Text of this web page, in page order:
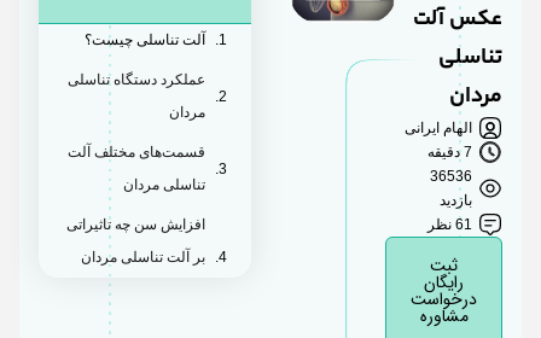
عکس آلت
تناسلی
مردان
الهام ایرانی
7 دقیقه
36536
بازدید
61 نظر
رایگان
درخواست
مشاوره
آلت تناسلی چیست؟
عملکرد دستگاه تناسلی
قسمت‌های مختلف آلت
تناسلی مردان
افزایش سن چه تاثیراتی
بر آلت تناسلی مردان